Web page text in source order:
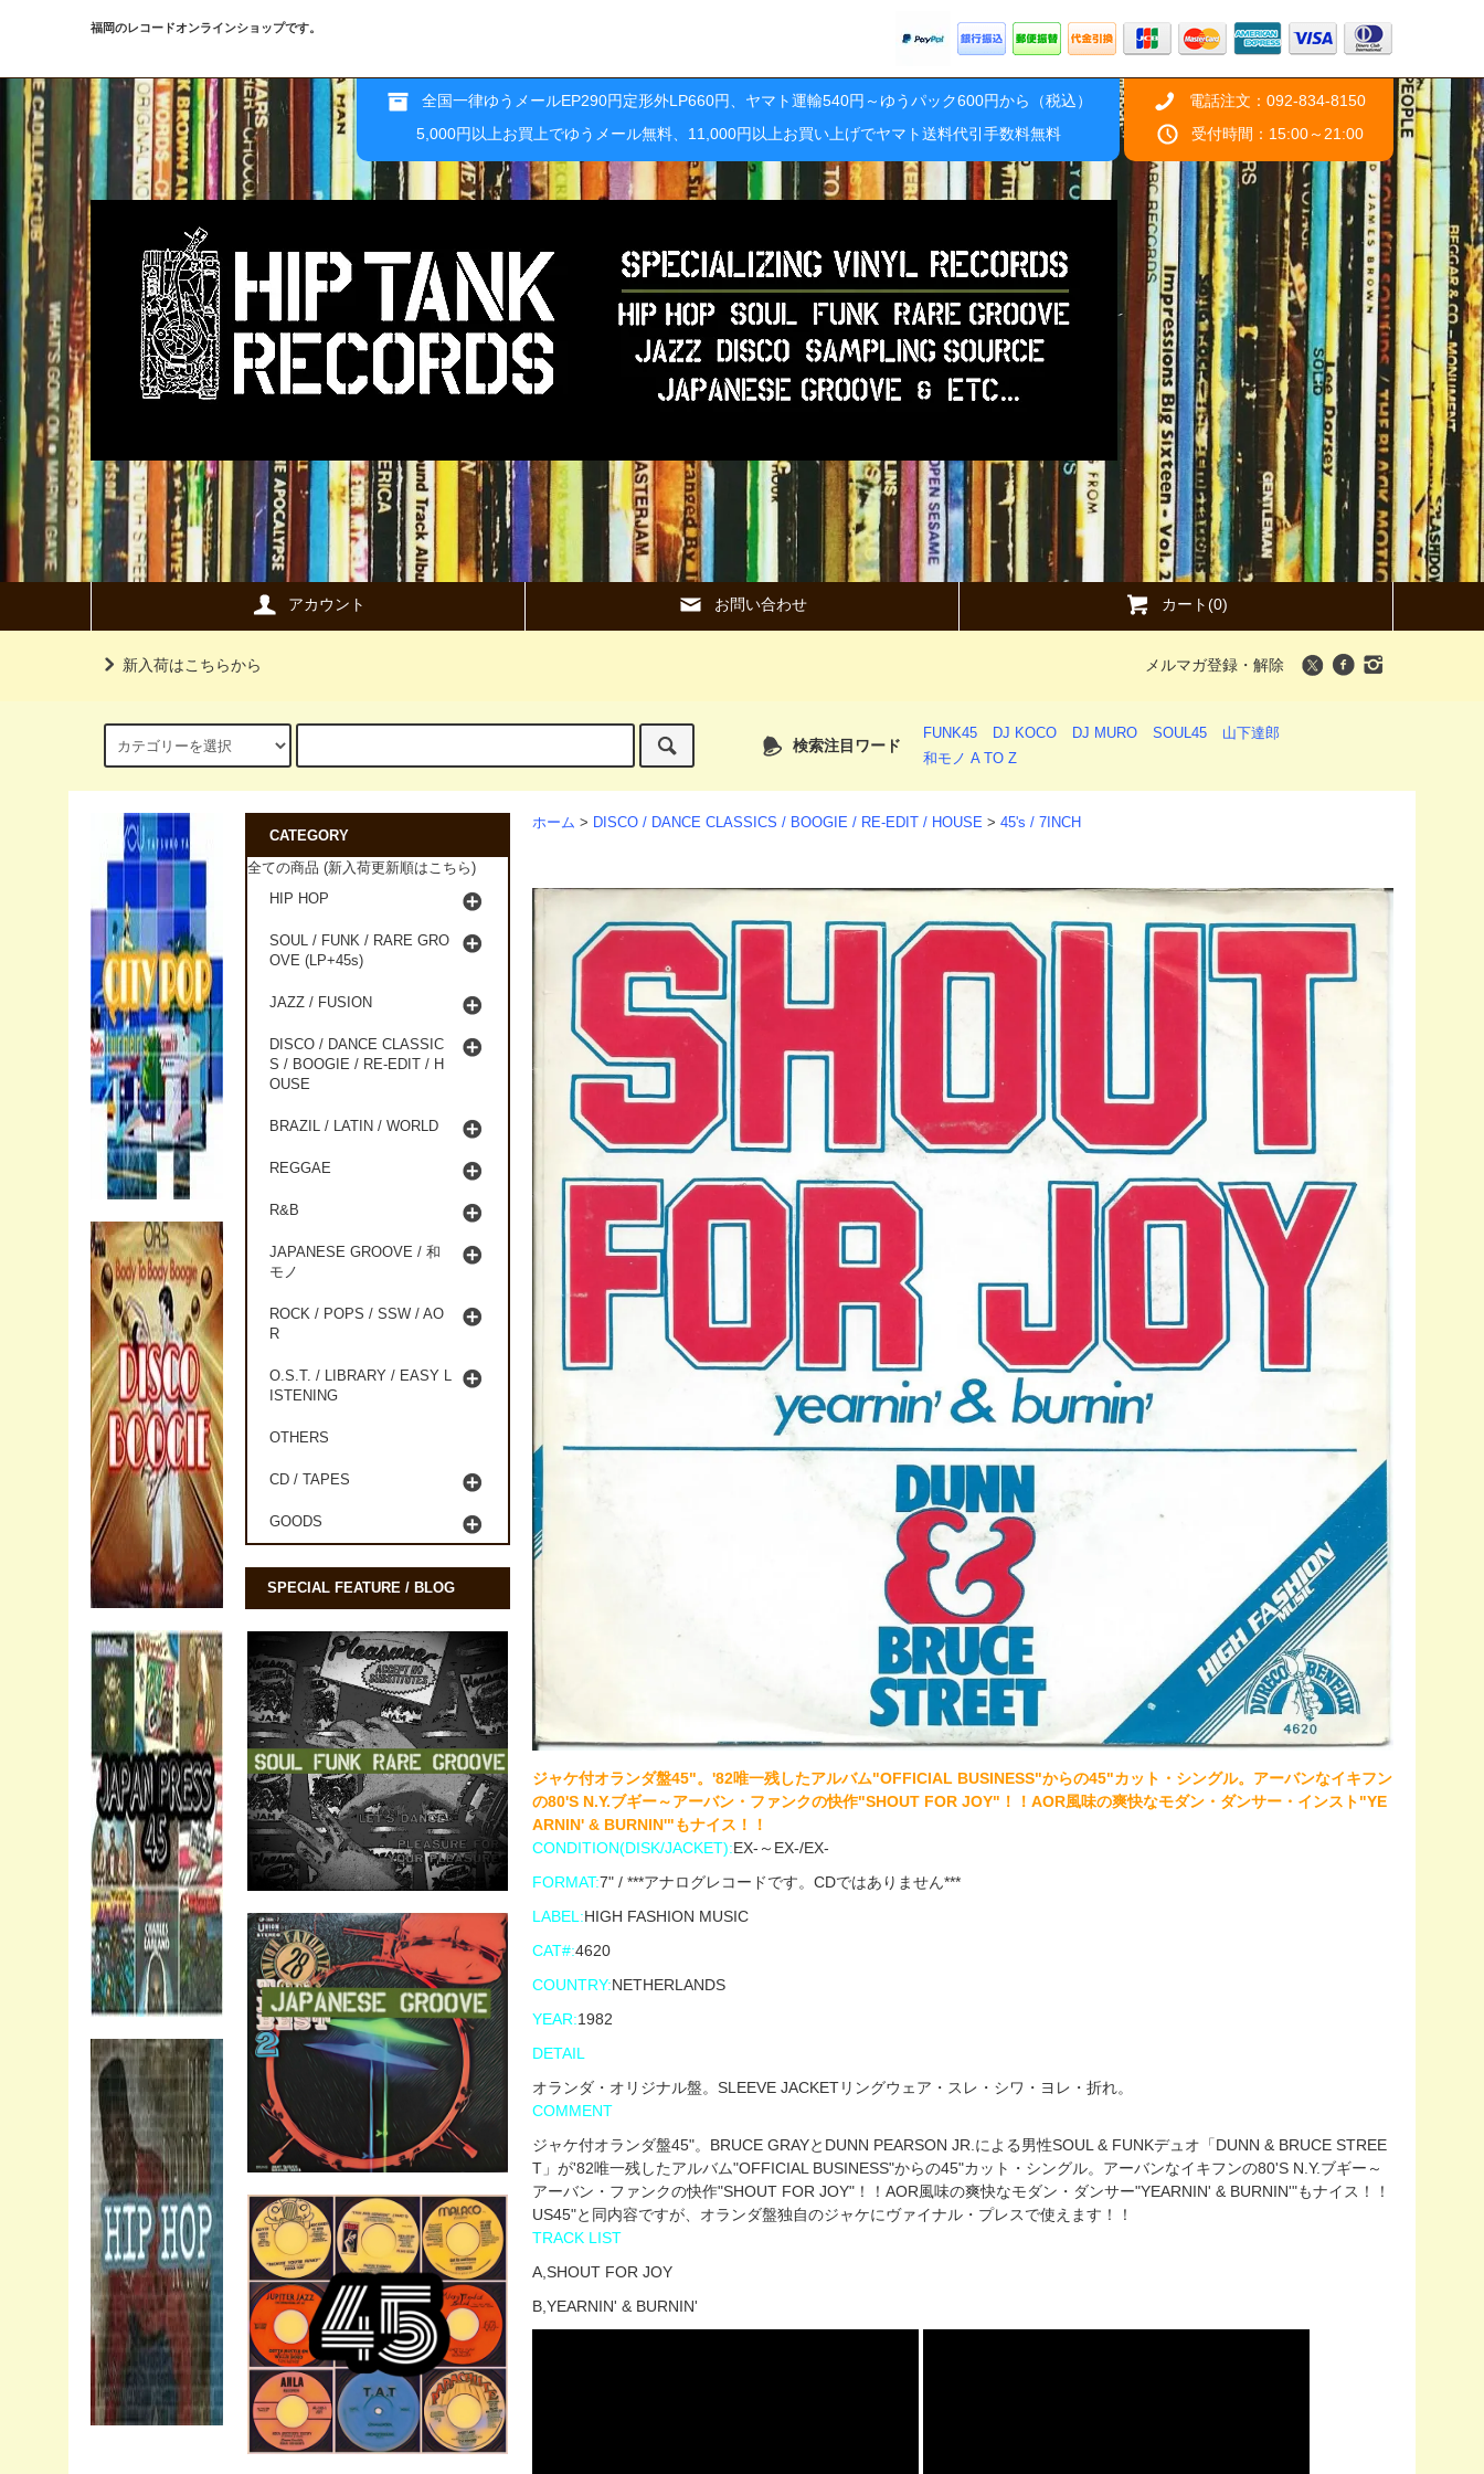
福岡のレコードオンラインショップです。
全国一律ゆうメールEP290円定形外LP660円、ヤマト運輸540円～ゆうパック600円から（税込）
5,000円以上お買上でゆうメール無料、11,000円以上お買い上げでヤマト送料代引手数料無料
電話注文：092-834-8150
受付時間：15:00～21:00
アカウント お問い合わせ カート(0)
新入荷はこちらから メルマガ登録・解除
検索注目ワード
FUNK45 DJ KOCO DJ MURO SOUL45
山下達郎
和モノ A TO Z
ホーム > DISCO / DANCE CLASSICS / BOOGIE / RE-EDIT / HOUSE > 45's / 7INCH
ジャケ付オランダ盤45"。'82唯一残したアルバム"OFFICIAL BUSINESS"からの45"カット・シングル。アーバンなイキフン
の80'S N.Y.ブギー～アーバン・ファンクの快作"SHOUT FOR JOY"！！AOR風味の爽快なモダン・ダンサー・インスト"YE
ARNIN' & BURNIN'"もナイス！！
CONDITION(DISK/JACKET):EX-～EX-/EX-
FORMAT:7" / ***アナログレコードです。CDではありません***
LABEL:HIGH FASHION MUSIC
CAT#:4620
COUNTRY:NETHERLANDS
YEAR:1982
DETAIL
オランダ・オリジナル盤。SLEEVE JACKETリングウェア・スレ・シワ・ヨレ・折れ。
COMMENT
ジャケ付オランダ盤45"。BRUCE GRAYとDUNN PEARSON JR.による男性SOUL & FUNKデュオ「DUNN & BRUCE STREE
T」が'82唯一残したアルバム"OFFICIAL BUSINESS"からの45"カット・シングル。アーバンなイキフンの80'S N.Y.ブギー～
アーバン・ファンクの快作"SHOUT FOR JOY"！！AOR風味の爽快なモダン・ダンサー"YEARNIN' & BURNIN'"もナイス！！
US45"と同内容ですが、オランダ盤独自のジャケにヴァイナル・プレスで使えます！！
TRACK LIST
A,SHOUT FOR JOY
B,YEARNIN' & BURNIN'
CATEGORY
全ての商品 (新入荷更新順はこちら)
HIP HOP
SOUL / FUNK / RARE GRO
OVE (LP+45s)
JAZZ / FUSION
DISCO / DANCE CLASSIC
S / BOOGIE / RE-EDIT / H
OUSE
BRAZIL / LATIN / WORLD
REGGAE
R&B
JAPANESE GROOVE / 和
モノ
ROCK / POPS / SSW / AO
R
O.S.T. / LIBRARY / EASY L
ISTENING
OTHERS
CD / TAPES
GOODS
SPECIAL FEATURE / BLOG